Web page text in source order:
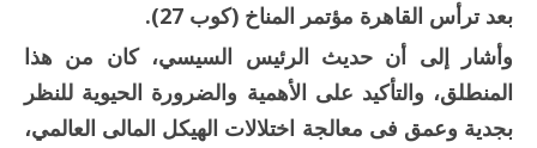
بعد ترأس القاهرة مؤتمر المناخ (كوب 27).
وأشار إلى أن حديث الرئيس السيسي، كان من هذا
المنطلق، والتأكيد على الأهمية والضرورة الحيوية للنظر
بجدية وعمق فى معالجة اختلالات الهيكل المالى العالمي،